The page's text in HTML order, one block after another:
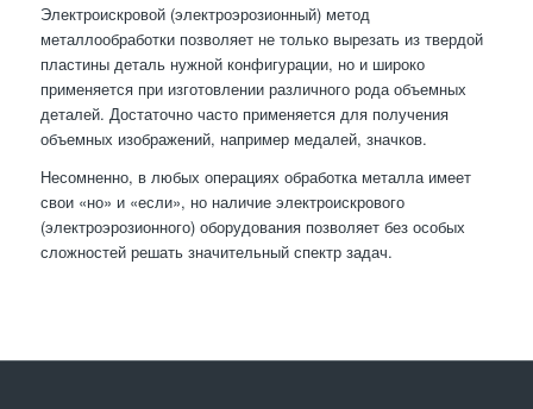
Электроискровой (электроэрозионный) метод
металлообработки позволяет не только вырезать из твердой
пластины деталь нужной конфигурации, но и широко
применяется при изготовлении различного рода объемных
деталей. Достаточно часто применяется для получения
объемных изображений, например медалей, значков.
Несомненно, в любых операциях обработка металла имеет
свои «но» и «если», но наличие электроискрового
(электроэрозионного) оборудования позволяет без особых
сложностей решать значительный спектр задач.